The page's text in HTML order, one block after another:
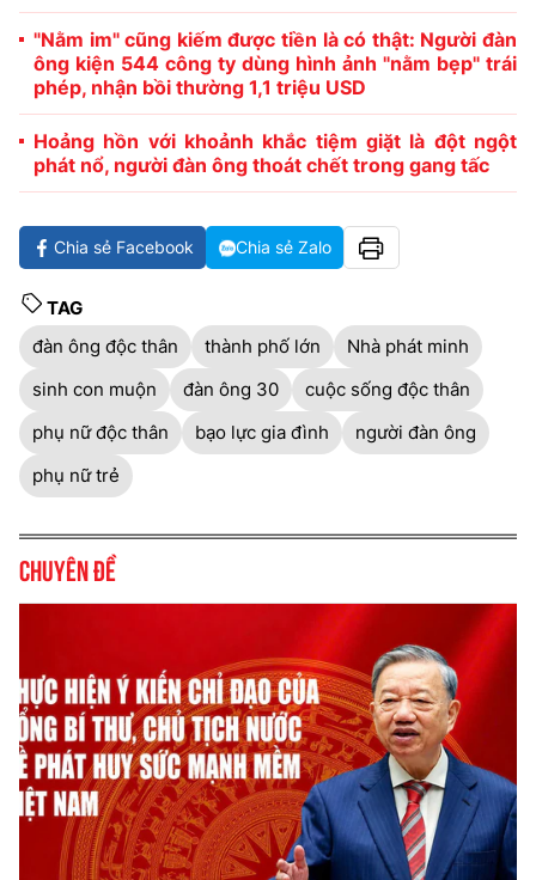
"Nằm im" cũng kiếm được tiền là có thật: Người đàn
ông kiện 544 công ty dùng hình ảnh "nằm bẹp" trái
phép, nhận bồi thường 1,1 triệu USD
Hoảng hồn với khoảnh khắc tiệm giặt là đột ngột
phát nổ, người đàn ông thoát chết trong gang tấc
Chia sẻ Facebook Chia sẻ Zalo
TAG
đàn ông độc thân
thành phố lớn
Nhà phát minh
sinh con muộn
đàn ông 30
cuộc sống độc thân
phụ nữ độc thân
bạo lực gia đình
người đàn ông
phụ nữ trẻ
Chuyên đề